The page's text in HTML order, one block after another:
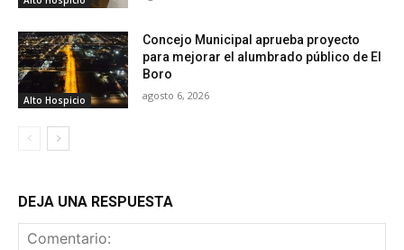
Alto Hospicio
Concejo Municipal aprueba proyecto
para mejorar el alumbrado público de El
Boro
agosto 6, 2026
DEJA UNA RESPUESTA